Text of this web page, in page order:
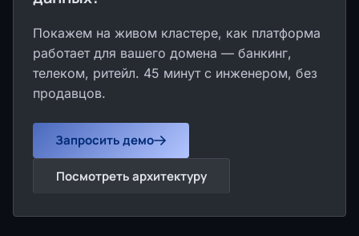
Покажем на живом кластере, как платформа
работает для вашего домена — банкинг,
телеком, ритейл. 45 минут с инженером, без
продавцов.
Запросить демо
Посмотреть архитектуру